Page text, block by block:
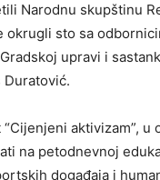
Narodnu skupštinu
okrugli sto sa
upravi i
Duratović.
aktivizam”,
na petodnevnoj
događaja i